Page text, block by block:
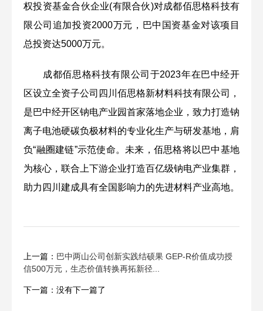
权投资基金合伙企业(有限合伙)对成都佰思格科技有
限公司追加投资2000万元，巴中国资基金对该项目
总投资达5000万元。
成都佰思格科技有限公司于2023年在巴中经开
区设立全资子公司四川佰思格新材料科技有限公司，
是巴中经开区钠电产业园首家落地企业，致力打造钠
离子电池硬碳负极材料的专业化生产与研发基地，肩
负“融圈建链”示范使命。未来，佰思格将以巴中基地
为核心，联合上下游企业打造百亿级钠电产业集群，
助力四川建成具有全国影响力的先进材料产业高地。
上一篇： 巴中两山公司创新实践结硕果 GEP-R价值成功授
信500万元，生态价值转换再拓新径...
下一篇：没有下一篇了